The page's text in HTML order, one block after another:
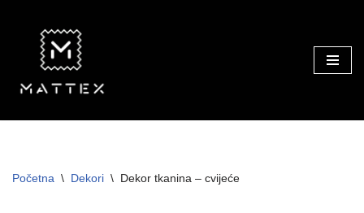
content
Početna \ Dekori \ Dekor tkanina – cvijeće